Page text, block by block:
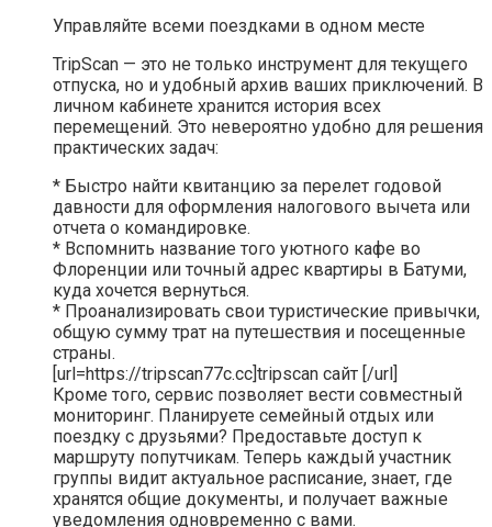
Управляйте всеми поездками в одном месте
TripScan — это не только инструмент для текущего
отпуска, но и удобный архив ваших приключений. В
личном кабинете хранится история всех
перемещений. Это невероятно удобно для решения
практических задач:
* Быстро найти квитанцию за перелет годовой
давности для оформления налогового вычета или
отчета о командировке.
* Вспомнить название того уютного кафе во
Флоренции или точный адрес квартиры в Батуми,
куда хочется вернуться.
* Проанализировать свои туристические привычки,
общую сумму трат на путешествия и посещенные
страны.
[url=https://tripscan77c.cc]tripscan сайт [/url]
Кроме того, сервис позволяет вести совместный
мониторинг. Планируете семейный отдых или
поездку с друзьями? Предоставьте доступ к
маршруту попутчикам. Теперь каждый участник
группы видит актуальное расписание, знает, где
хранятся общие документы, и получает важные
уведомления одновременно с вами.